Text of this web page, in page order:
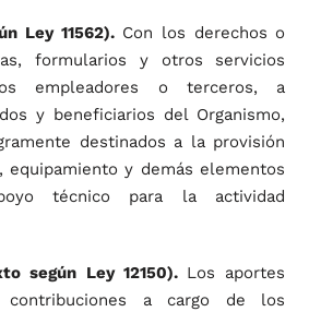
Ley 11562). Con los derechos o
formularios y otros servicios
empleadores o terceros, a
y beneficiarios del Organismo,
destinados a la provisión
equipamiento y demás elementos
técnico para la actividad
según Ley 12150). Los aportes
a cargo de los